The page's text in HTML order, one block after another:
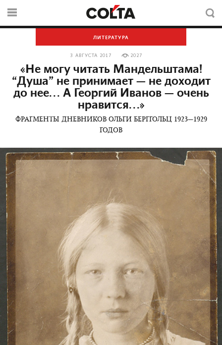
ЛИТЕРАТУРА
3 АВГУСТА 2017 2027
«Не могу читать Мандельштама!
“Душа” не принимает — не доходит
до нее... А Георгий Иванов — очень
нравится...»
ФРАГМЕНТЫ ДНЕВНИКОВ ОЛЬГИ БЕРГГОЛЬЦ 1923—1929
ГОДОВ